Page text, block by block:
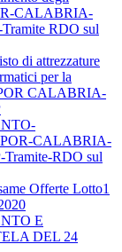
CALABRIA-
RDO sul
di attrezzature
per la
CALABRIA-
POR-CALABRIA-
Tramite-RDO sul
Offerte Lotto1
E
DEL 24